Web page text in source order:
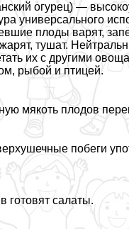
огурец) —
универсального
плоды варят,
тушат.
их с другими
рыбой и птицей.
мякоть плодов
побеги
готовят салаты.